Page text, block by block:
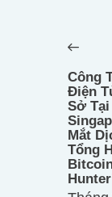
bài
viết
post:
Công
Điện
Sở Tại
Mắt
Tổng